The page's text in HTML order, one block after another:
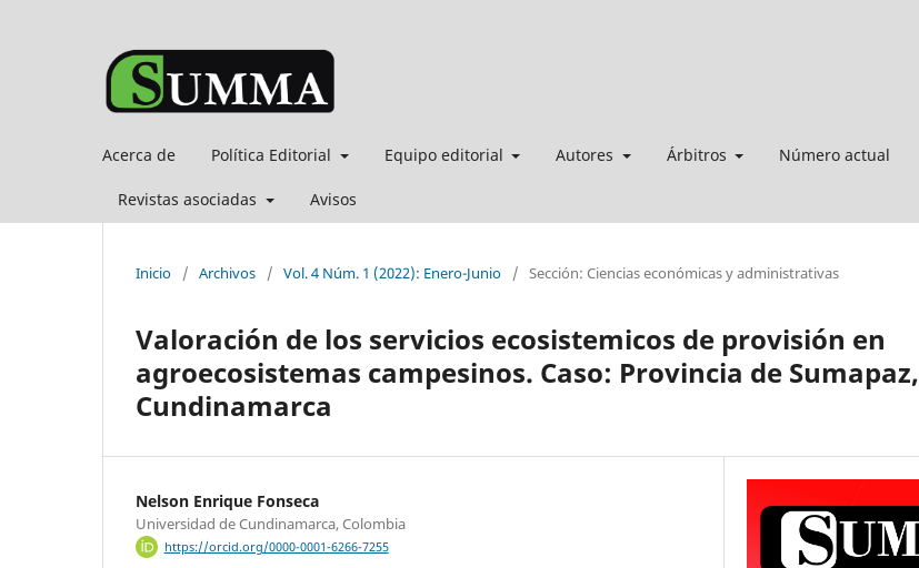
Acerca de Política Editorial Equipo editorial Autores Árbitros Número actual
Revistas asociadas Avisos
Inicio / Archivos / Vol. 4 Núm. 1 (2022): Enero-Junio / Sección: Ciencias económicas y administrativas
Valoración de los servicios ecosistemicos de provisión en
agroecosistemas campesinos. Caso: Provincia de Sumapaz,
Cundinamarca
Nelson Enrique Fonseca
Universidad de Cundinamarca, Colombia
https://orcid.org/0000-0001-6266-7255